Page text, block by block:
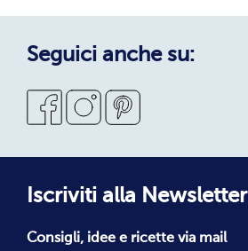
Condizioni Generali di Vendita
Codice Etico
Segnalazioni Whistleblowing
Seguici anche su:
Iscriviti alla Newsletter
Consigli, idee e ricette via mail